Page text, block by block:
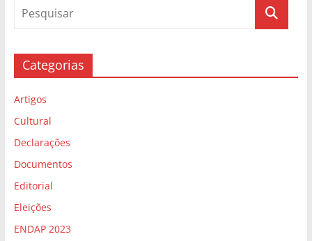
Categorias
Artigos
Cultural
Declarações
Documentos
Editorial
Eleições
ENDAP 2023